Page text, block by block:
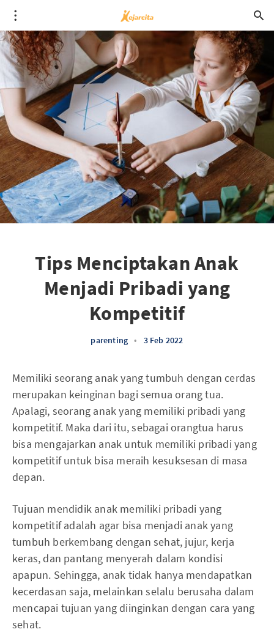
Tips Menciptakan Anak
Menjadi Pribadi yang
Kompetitif
parenting • 3 Feb 2022
‌‌Memiliki seorang anak yang tumbuh dengan cerdas
merupakan keinginan bagi semua orang tua.
Apalagi, seorang anak yang memiliki pribadi yang
kompetitif. Maka dari itu, sebagai orangtua harus
bisa mengajarkan anak untuk memiliki pribadi yang
kompetitif untuk bisa meraih kesuksesan di masa
depan.
Tujuan mendidik anak memiliki pribadi yang
kompetitif adalah agar bisa menjadi anak yang
tumbuh berkembang dengan sehat, jujur, kerja
keras, dan pantang menyerah dalam kondisi
apapun. Sehingga, anak tidak hanya mendapatkan
kecerdasan saja, melainkan selalu berusaha dalam
mencapai tujuan yang diinginkan dengan cara yang
sehat.